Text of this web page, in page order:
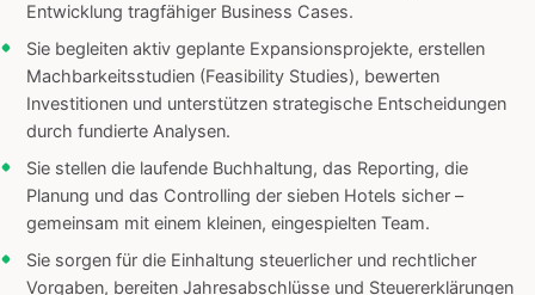
Entwicklung tragfähiger Business Cases.
Sie begleiten aktiv geplante Expansionsprojekte, erstellen
Machbarkeitsstudien (Feasibility Studies), bewerten
Investitionen und unterstützen strategische Entscheidungen
durch fundierte Analysen.
Sie stellen die laufende Buchhaltung, das Reporting, die
Planung und das Controlling der sieben Hotels sicher –
gemeinsam mit einem kleinen, eingespielten Team.
Sie sorgen für die Einhaltung steuerlicher und rechtlicher
Vorgaben, bereiten Jahresabschlüsse und Steuererklärungen